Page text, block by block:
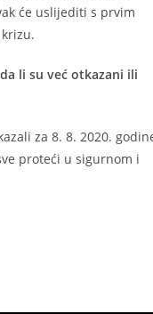
će uslijediti s prvim
li su već otkazani ili
za 8. 8. 2020.
proteći u sigurnom i